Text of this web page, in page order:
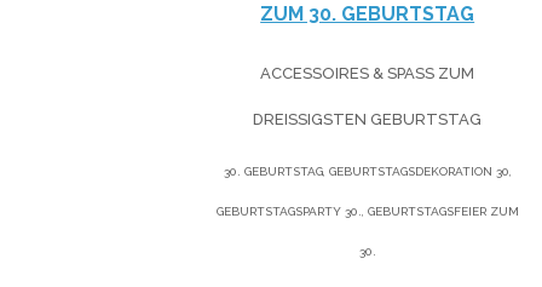
ZUM 30. GEBURTSTAG
ACCESSOIRES & SPASS ZUM D
REISSIGSTEN GEBURTSTAG
30. GEBURTSTAG, GEBURTSTAGSDEKORATION 30,
GEBURTSTAGSPARTY 30., GEBURTSTAGSFEIER ZUM
30.